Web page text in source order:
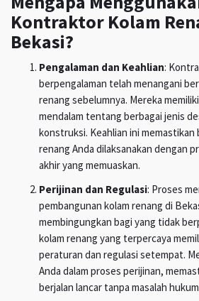
Kontraktor Kolam
Bekasi?
Pengalaman dan Keahlian:
berpengalaman telah menangani
renang sebelumnya. Mereka
mendalam tentang berbagai jenis
konstruksi. Keahlian ini memastikan
renang Anda dilaksanakan dengan
akhir yang memuaskan.
Perijinan dan Regulasi: Proses
pembangunan kolam renang di
membingungkan bagi yang tidak
kolam renang yang terpercaya
peraturan dan regulasi setempat.
Anda dalam proses perijinan,
berjalan lancar tanpa masalah